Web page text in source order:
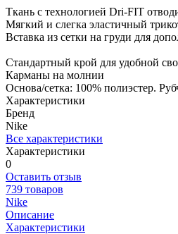
Ткань с технологией Dri-FIT
Мягкий и слегка эластичный
Вставка из сетки на груди для
Стандартный крой для удобной
Карманы на молнии
Основа/сетка: 100% полиэстер.
Характеристики
Бренд
Nike
Все характеристики
Характеристики
0
Оставить отзыв
739 товаров
Nike
Описание
Характеристики